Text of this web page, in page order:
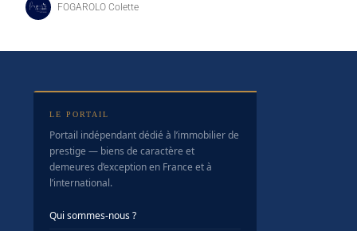
FOGAROLO Colette
LE PORTAIL
Portail indépendant dédié à l’immobilier de
prestige — biens de caractère et
demeures d’exception en France et à
l’international.
Qui sommes-nous ?